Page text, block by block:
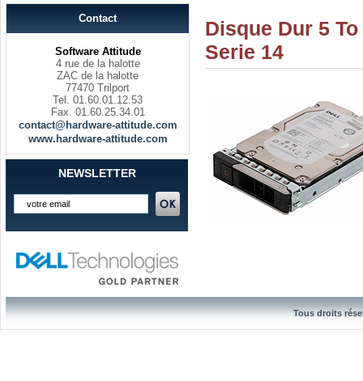
Contact
Software Attitude
4 rue de la halotte
ZAC de la halotte
77470 Trilport
Tel. 01.60.01.12.53
Fax. 01.60.25.34.01
contact@hardware-attitude.com
www.hardware-attitude.com
NEWSLETTER
Disque Dur 5
Serie 14
Tous droits